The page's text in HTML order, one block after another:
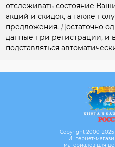
отслеживать состояние
акций и скидок, а также
предложения. Достаточно
данные при регистрации, и
подставляться
Copyright 2000-
Интернет-
материалов для